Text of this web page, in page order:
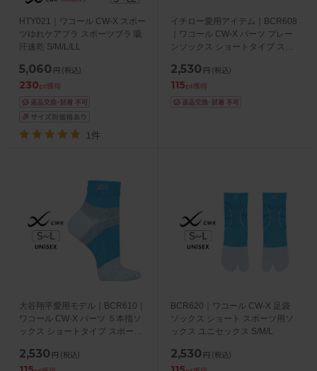
HTY021｜ワコール CW-X スポー
ツゆれケアブラ スポーツブラ 吸
汗速乾 S/M/L/LL
5,060 円 (税込)
230pt獲得
1件
イチロー愛用アイテム｜BCR608
｜ワコール CW-X パーツ プレー
ンソックス ショートタイプ スポ
S/M/L
2,530 円 (税込)
115pt獲得
大谷翔平愛用モデル｜BCR610｜
ワコール CW-X パーツ ５本指ソ
ックス ショートタイプ スポーツ
2,530 円 (税込)
BCR620｜ワコール CW-X 足袋
ソックス ショート スポーツ用ソ
ックス ユニセックス S/M/L
2,530 円 (税込)